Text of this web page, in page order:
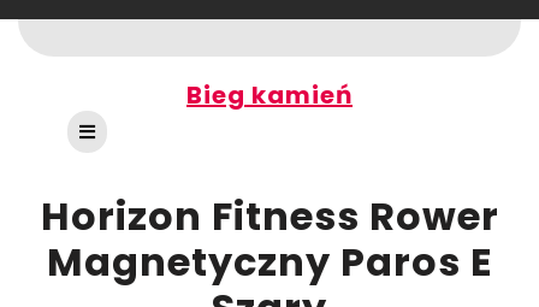
to
content
Bieg kamień
Open
Button
Horizon Fitness Rower
Magnetyczny Paros E